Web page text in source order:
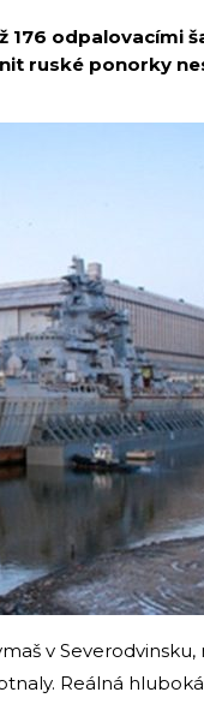
176 odpalovacími
ruské ponorky
v
Reálná